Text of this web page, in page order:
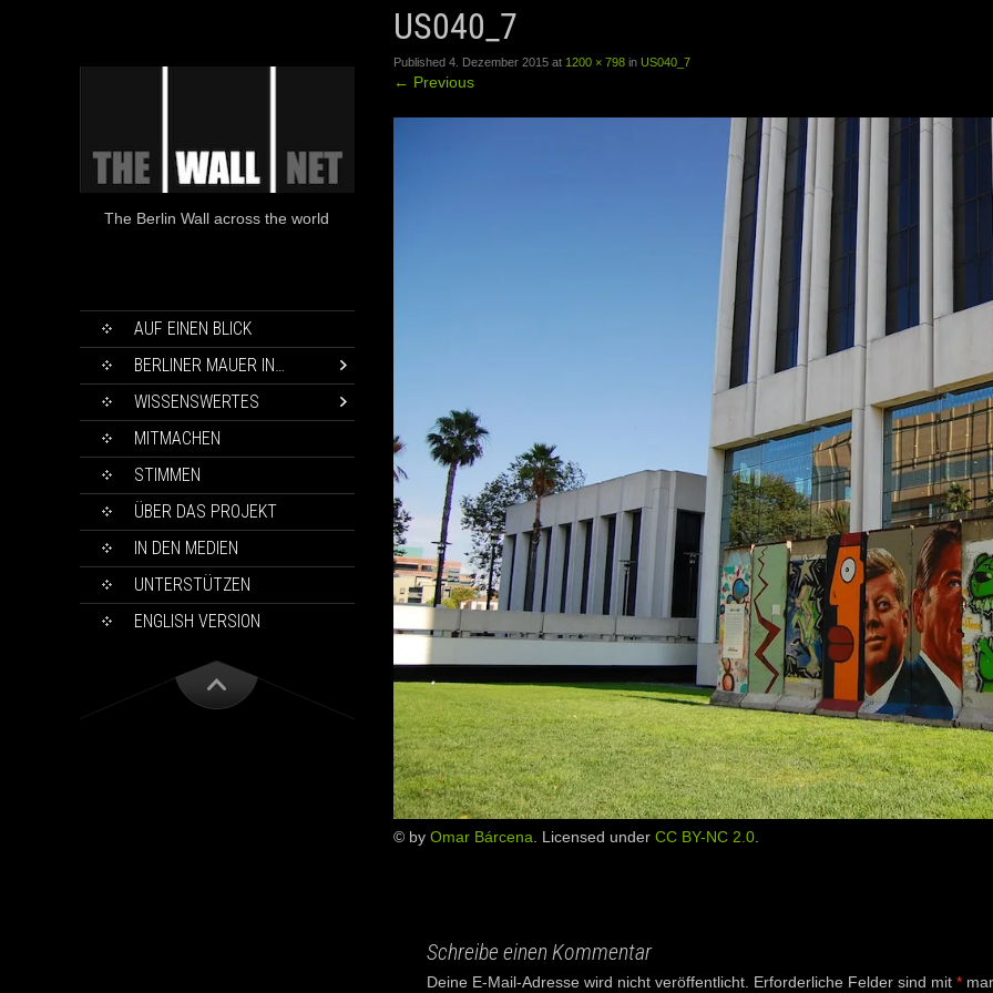
The Berlin Wall across the world
SKIP
CONTENT
AUF EINEN BLICK
BERLINER MAUER IN…
WISSENSWERTES
MITMACHEN
STIMMEN
ÜBER DAS PROJEKT
IN DEN MEDIEN
UNTERSTÜTZEN
ENGLISH VERSION
US040_7
Published 4. Dezember 2015at 1200 × 798in US040_7
← Previous
© by Omar Bárcena. Licensed under CC BY-NC 2.0.
Schreibe einen Kommentar
Deine E-Mail-Adresse wird nicht veröffentlicht. Erforderliche Felder sind mit *